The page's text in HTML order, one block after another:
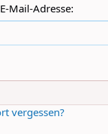
Mail-Adresse
vergessen?